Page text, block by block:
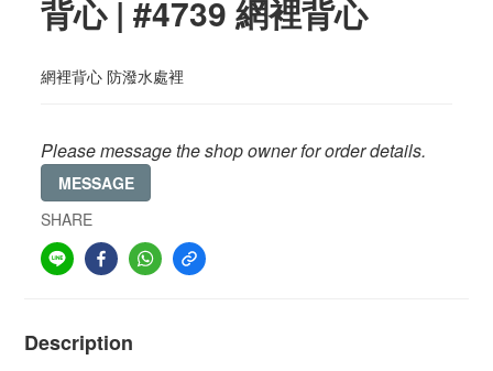
背心 | #4739 網裡背心
網裡背心 防潑水處裡
Please message the shop owner for order details.
MESSAGE
SHARE
Description